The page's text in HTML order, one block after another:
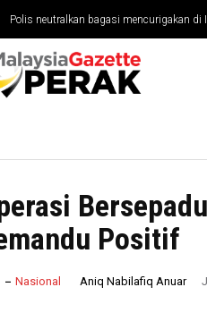
Polis neutralkan bagasi mencurigakan di
Positif
Nasional Aniq Nabilafiq Anuar